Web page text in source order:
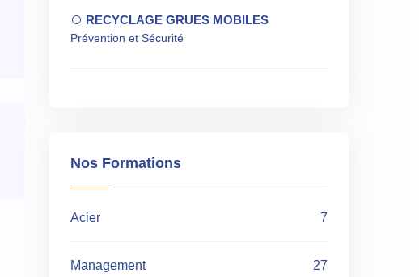
RECYCLAGE GRUES MOBILES
Prévention et Sécurité
Nos Formations
Acier 7
Management 27